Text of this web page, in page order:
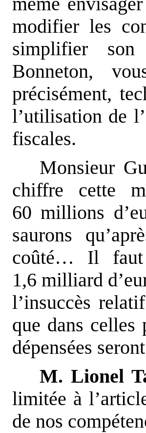
modifier les
simplifier son
Bonneton,
précisément,
l’utilisation de
fiscales.
Monsieur
chiffre cette
60 millions
saurons
coûté… Il faut
1,6 milliard
l’insuccès
que dans celles
dépensées
M. Lionel
limitée à
de nos